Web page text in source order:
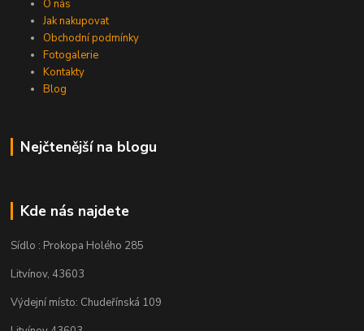
O nás
Jak nakupovat
Obchodní podmínky
Fotogalerie
Kontakty
Blog
Nejčtenější na blogu
Kde nás najdete
Sídlo : Prokopa Holého 285
Litvínov, 43603
Výdejní místo: Chudeřínská 109